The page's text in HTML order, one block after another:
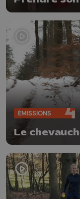
ÉMISSIONS
Le